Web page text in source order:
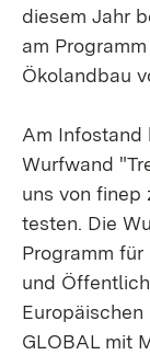
diesem Jahr
am
Ökolandbau
Am Infostand
Wurfwand
uns von finep
testen. Die
Programm
und
Europäischen
GLOBAL mit